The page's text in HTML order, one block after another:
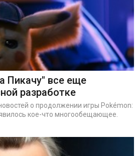
Пикачу" все еще
разработке
о продолжении игры Pokémon:
кое-что многообещающее.